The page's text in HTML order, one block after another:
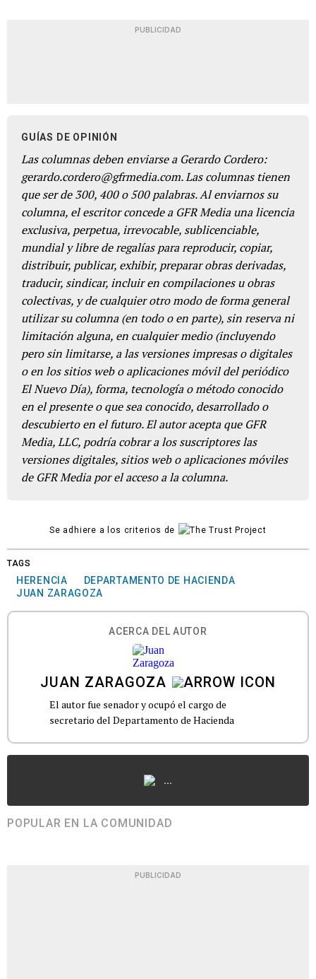
PUBLICIDAD
GUÍAS DE OPINIÓN
Las columnas deben enviarse a Gerardo Cordero:
gerardo.cordero@gfrmedia.com. Las columnas tienen
que ser de 300, 400 o 500 palabras. Al enviarnos su
columna, el escritor concede a GFR Media una licencia
exclusiva, perpetua, irrevocable, sublicenciable,
mundial y libre de regalías para reproducir, copiar,
distribuir, publicar, exhibir, preparar obras derivadas,
traducir, sindicar, incluir en compilaciones u obras
colectivas, y de cualquier otro modo de forma general
utilizar su columna (en todo o en parte), sin reserva ni
limitación alguna, en cualquier medio (incluyendo
pero sin limitarse, a las versiones impresas o digitales
o en los sitios web o aplicaciones móvil del periódico
El Nuevo Día), forma, tecnología o método conocido
en el presente o que sea conocido, desarrollado o
descubierto en el futuro. El autor acepta que GFR
Media, LLC, podría cobrar a los suscriptores las
versiones digitales, sitios web o aplicaciones móviles
de GFR Media por el acceso a la columna.
Se adhiere a los criterios de
TAGS
HERENCIA
DEPARTAMENTO DE HACIENDA
JUAN ZARAGOZA
ACERCA DEL AUTOR
JUAN ZARAGOZA
El autor fue senador y ocupó el cargo de
secretario del Departamento de Hacienda
...
POPULAR EN LA COMUNIDAD
PUBLICIDAD